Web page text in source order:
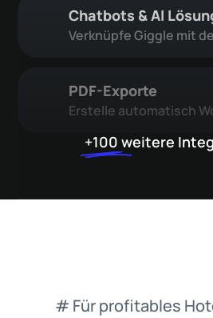
Chatbots & AI
Verknüpfe Giggle mit
PDF-Exporte
Erstelle automatisch
+100 weitere
# Für profitables